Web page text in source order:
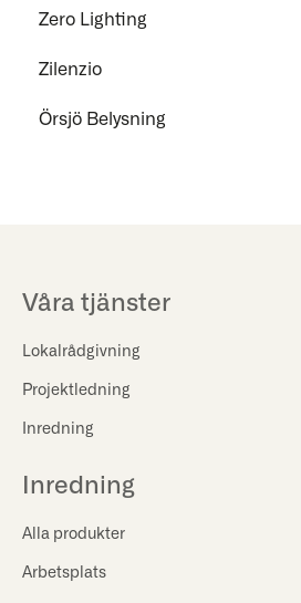
Zero Lighting
Zilenzio
Örsjö Belysning
Våra tjänster
Lokalrådgivning
Projektledning
Inredning
Inredning
Alla produkter
Arbetsplats